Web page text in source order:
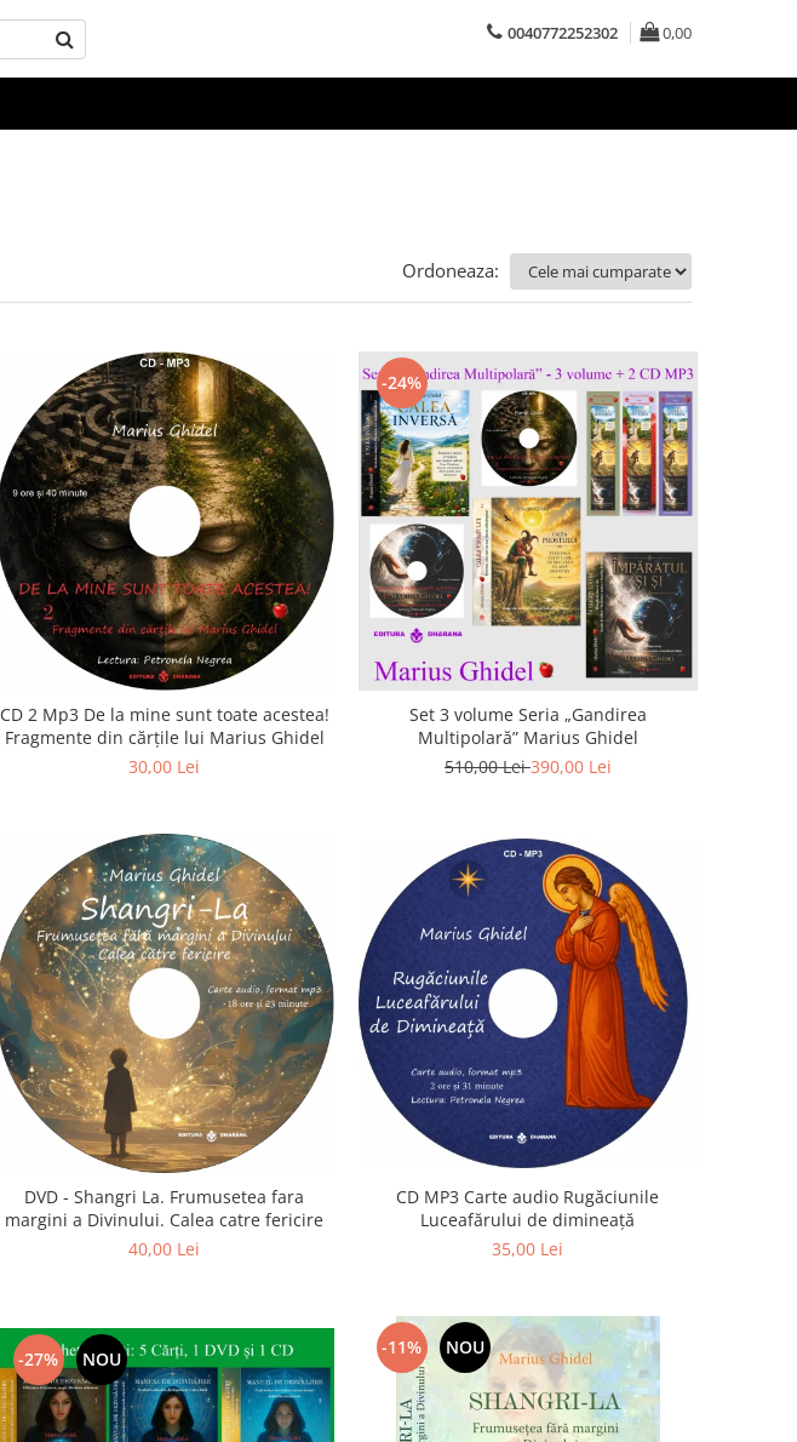
0040772252302 0,00
Ordoneaza:
CD 2 Mp3 De la mine sunt toate acestea!
Fragmente din cărțile lui Marius Ghidel
30,00 Lei
-24%
Set 3 volume Seria „Gandirea
Multipolară” Marius Ghidel
510,00 Lei390,00 Lei
DVD - Shangri La. Frumusetea fara
margini a Divinului. Calea catre fericire
40,00 Lei
CD MP3 Carte audio Rugăciunile
Luceafărului de dimineață
35,00 Lei
-27% NOU
-11% NOU